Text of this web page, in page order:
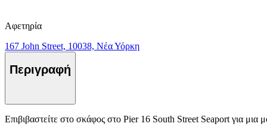
Αφετηρία
167 John Street, 10038, Νέα Υόρκη
Περιγραφή
Επιβιβαστείτε στο σκάφος στο Pier 16 South Street Seaport για